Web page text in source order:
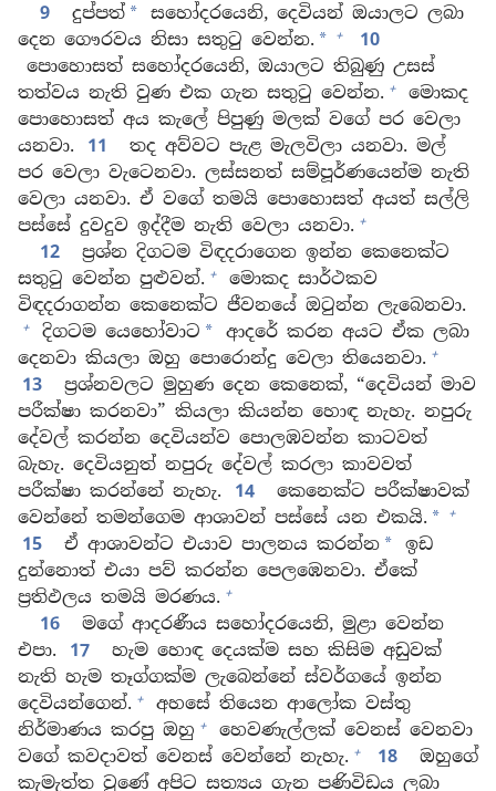
9
දුප්පත් * සහෝදරයෙනි, දෙවියන් ඔයාලට ලබා
දෙන ගෞරවය නිසා සතුටු වෙන්න. * +
10
පොහොසත් සහෝදරයෙනි, ඔයාලට තිබුණු උසස්
තත්වය නැති වුණ එක ගැන සතුටු වෙන්න. +
මොකද
පොහොසත් අය කැලේ පිපුණු මලක් වගේ පර වෙලා
යනවා.
11
තද අව්වට පැළ මැලවිලා යනවා. මල්
පර වෙලා වැටෙනවා. ලස්සනත් සම්පූර්ණයෙන්ම නැති
වෙලා යනවා. ඒ වගේ තමයි පොහොසත් අයත් සල්ලි
පස්සේ දුවදුව ඉද්දීම නැති වෙලා යනවා. +
12
ප්‍රශ්න දිගටම විඳදරාගෙන ඉන්න කෙනෙක්ට
සතුටු වෙන්න පුළුවන්. +
මොකද සාර්ථකව
විඳදරාගන්න කෙනෙක්ට ජීවනයේ ඔටුන්න ලැබෙනවා.
+ දිගටම යෙහෝවාට * ආදරේ කරන අයට ඒක ලබා
දෙනවා කියලා ඔහු පොරොන්දු වෙලා තියෙනවා. +
13
ප්‍රශ්නවලට මුහුණ දෙන කෙනෙක්, “දෙවියන් මාව
පරීක්ෂා කරනවා” කියලා කියන්න හොඳ නැහැ. නපුරු
දේවල් කරන්න දෙවියන්ව පොලඹවන්න කාටවත්
බැහැ. දෙවියනුත් නපුරු දේවල් කරලා කාවවත්
පරීක්ෂා කරන්නේ නැහැ.
14
කෙනෙක්ට පරීක්ෂාවක්
වෙන්නේ තමන්ගෙම ආශාවන් පස්සේ යන එකයි. * +
15 ඒ ආශාවන්ට එයාව පාලනය කරන්න * ඉඩ
දුන්නොත් එයා පව් කරන්න පෙලඹෙනවා. ඒකේ
ප්‍රතිඵලය තමයි මරණය. +
16
මගේ ආදරණීය සහෝදරයෙනි, මුළා වෙන්න
එපා.
17
හැම හොඳ දෙයක්ම සහ කිසිම අඩුවක්
නැති හැම තෑග්ගක්ම ලැබෙන්නේ ස්වර්ගයේ ඉන්න
දෙවියන්ගෙන්. +
අහසේ තියෙන ආලෝක වස්තු
නිර්මාණය කරපු ඔහු +
හෙවණැල්ලක් වෙනස් වෙනවා
වගේ කවදාවත් වෙනස් වෙන්නේ නැහැ. + 18
ඔහුගේ
කැමැත්ත වුණේ අපිට සත්‍යය ගැන පණිවිඩය ලබා